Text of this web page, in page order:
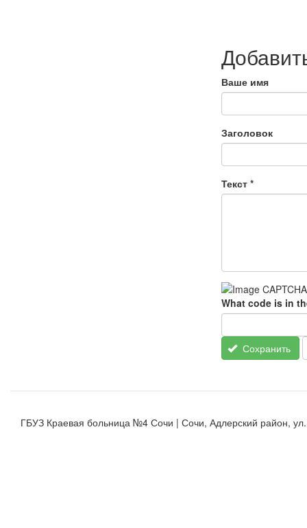
Ваше имя
Заголовок
Текст *
What code is in
Сохранить
ГБУЗ Краевая больница №4 Сочи | Сочи, Адлерский район,